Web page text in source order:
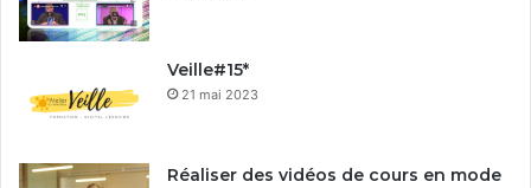
Veille#15*
21 mai 2023
Réaliser des vidéos de cours en mode